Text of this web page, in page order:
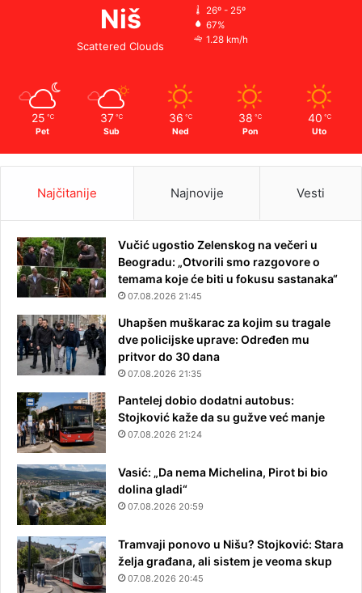
Niš
Scattered Clouds
26º - 25º
67%
1.28 km/h
25 ℃
Pet
37 ℃
Sub
36 ℃
Ned
38 ℃
Pon
40 ℃
Uto
Najčitanije Najnovije Vesti
Vučić ugostio Zelenskog na večeri u
Beogradu: „Otvorili smo razgovore o
temama koje će biti u fokusu sastanaka“
07.08.2026 21:45
Uhapšen muškarac za kojim su tragale
dve policijske uprave: Određen mu
pritvor do 30 dana
07.08.2026 21:35
Pantelej dobio dodatni autobus:
Stojković kaže da su gužve već manje
07.08.2026 21:24
Vasić: „Da nema Michelina, Pirot bi bio
dolina gladi“
07.08.2026 20:59
Tramvaji ponovo u Nišu? Stojković: Stara
želja građana, ali sistem je veoma skup
07.08.2026 20:45